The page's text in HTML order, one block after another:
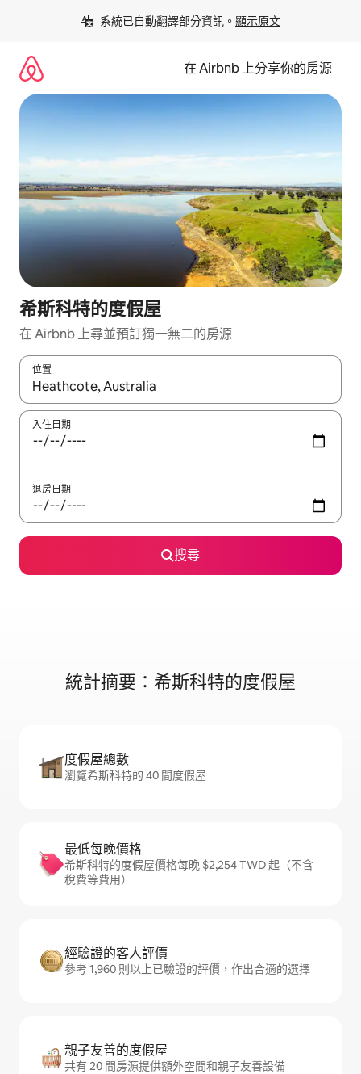
系統已自動翻譯部分資訊。 顯示原文
在 Airbnb 上分享你的房源
希斯科特的度假屋
在 Airbnb 上尋並預訂獨一無二的房源
位置
如有搜尋結果，瀏覽內容時請使用上下箭頭，或輕點、滑動裝置。
入住日期
退房日期
搜尋
統計摘要：希斯科特的度假屋
度假屋總數
瀏覽希斯科特的 40 間度假屋
最低每晚價格
希斯科特的度假屋價格每晚 $2,254 TWD 起（不含
稅費等費用）
經驗證的客人評價
參考 1,960 則以上已驗證的評價，作出合適的選擇
親子友善的度假屋
共有 20 間房源提供額外空間和親子友善設備